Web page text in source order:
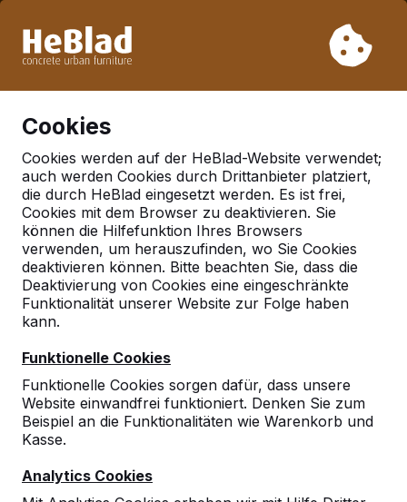
Woche 33 nicht. Bitte berücksichtigen Sie daher längere
Cookies
Cookies werden auf der HeBlad-Website verwendet;
auch werden Cookies durch Drittanbieter platziert,
die durch HeBlad eingesetzt werden. Es ist frei,
Cookies mit dem Browser zu deaktivieren. Sie
können die Hilfefunktion Ihres Browsers
verwenden, um herauszufinden, wo Sie Cookies
deaktivieren können. Bitte beachten Sie, dass die
Deaktivierung von Cookies eine eingeschränkte
Funktionalität unserer Website zur Folge haben
kann.
Funktionelle Cookies
Funktionelle Cookies sorgen dafür, dass unsere
Website einwandfrei funktioniert. Denken Sie zum
Beispiel an die Funktionalitäten wie Warenkorb und
Kasse.
Analytics Cookies
Deutschland
Referenties in:Wolfhagen
Geen reviews gevonden voor deze
locatie.